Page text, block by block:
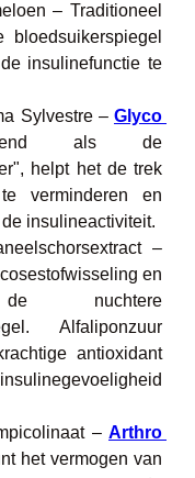
– Traditioneel
insulinefunctie te
Sylvestre – Glyco
als de
helpt het de trek
verminderen en
insulineactiviteit.
–
en
nuchtere
Alfaliponzuur
antioxidant
– Arthro
het vermogen van